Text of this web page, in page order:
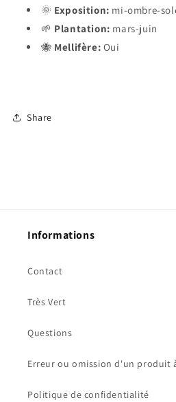
🌞 Exposition: mi-ombre-
🌱 Plantation: mars-juin
🐝 Mellifère: Oui
Share
Informations
Contact
Très Vert
Questions
Erreur ou omission d'un produit
Politique de confidentialité